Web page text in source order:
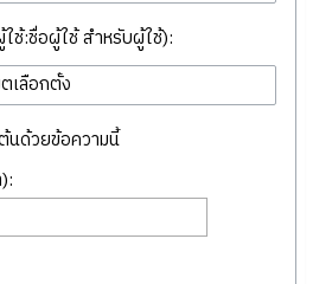
ช้:ชื่อผู้ใช้ สำหรับผู้ใช้):
นด้วยข้อความนี้